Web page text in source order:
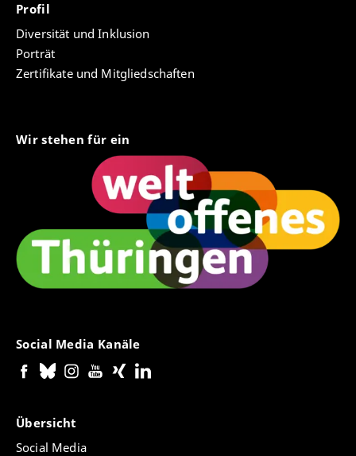
Profil
Diversität und Inklusion
Porträt
Zertifikate und Mitgliedschaften
Wir stehen für ein
Social Media Kanäle
Übersicht
Social Media